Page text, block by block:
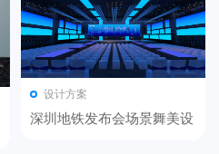
设计方案
深圳地铁发布会场景舞美设